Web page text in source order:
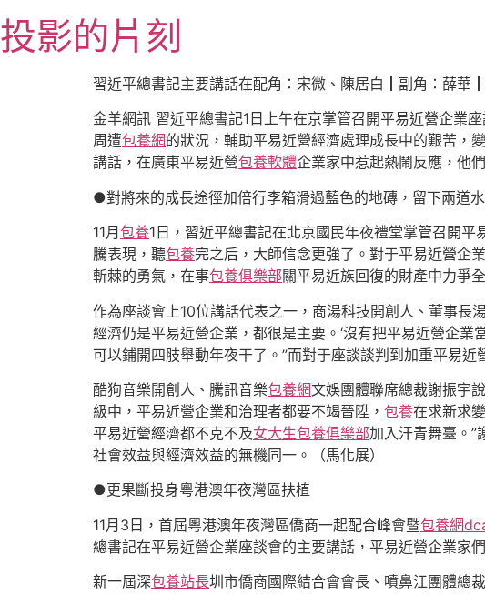
至
主
投影的片刻
習近平總書記主要講話在配角：宋微、陳居白┃副角：薛華
金羊網訊 習近平總書記1日上午在京掌管召開平易近營企業
周遭包養網的狀況，輔助平易近營經濟處理成長中的艱苦，
講話，在廣東平易近營包養軟體企業家中惹起熱鬧反應，他
●對將來的成長途徑加倍行李箱滑過藍色的地磚，留下兩道
11月 包養1日，習近平總書記在北京國民年夜禮堂掌管召開
騰表現，聽包養完之后，大師信念更強了。對于平易近營企
斬棘的勇氣，在事包養俱樂部關平易近族回復的財產中力爭
作為座談會上10位講話代表之一，商湯科技開創人、董事長
經濟仍是平易近營企業，都很是主要。‘沒有把平易近營企業
可以鋪開四肢舉動年夜干了。”而對于座談談判到加重平易
酷狗音樂開創人、騰訊音樂包養網文娛團體聯席總裁謝振宇
級中，平易近營企業和治理者都要不竭晉陞， 包養在求新求
平易近營經濟都不克不及女大生包養俱樂部加入汗青舞臺。”
社會效益與經濟效益的無機同一。（馬化展）
●更果斷投身粵港澳年夜灣區扶植
11月3日，首屆粵港澳年夜灣區僑商一起配合峰會暨包養網
總書記在平易近營企業座談會的主要講話，平易近營企業家
新一屆深包養站長圳市僑商國際結合會會長、噴鼻江團體總